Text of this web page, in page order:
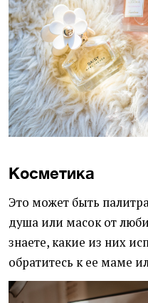
Косметика
Это может быть
душа или масок от
знаете, какие из них
обратитесь к ее маме